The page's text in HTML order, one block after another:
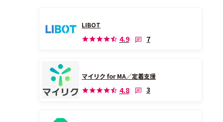
LIBOT
4.9 7
マイリク for MA／定着支援
4.8 3